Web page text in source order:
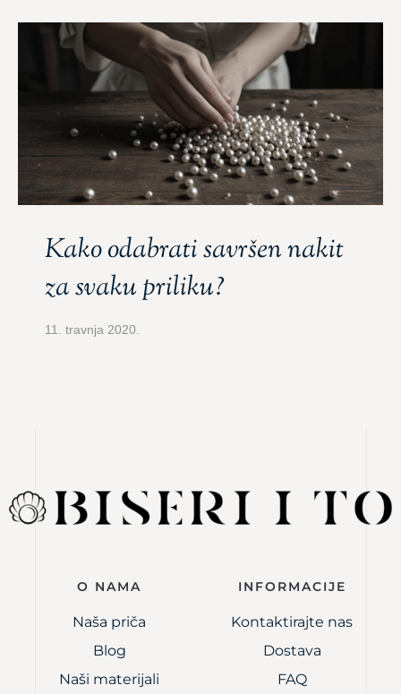
Kako odabrati savršen nakit
za svaku priliku?
11. travnja 2020.
O NAMA
Naša priča
Blog
Naši materijali
INFORMACIJE
Kontaktirajte nas
Dostava
FAQ